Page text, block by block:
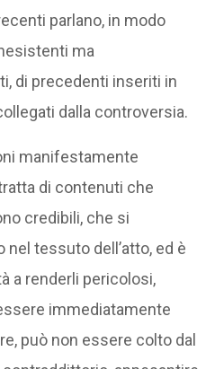
parlano, in modo
ma
di precedenti inseriti in
dalla controversia.
manifestamente
di contenuti che
credibili, che si
tessuto dell’atto, ed è
a renderli pericolosi,
immediatamente
può non essere colto dal